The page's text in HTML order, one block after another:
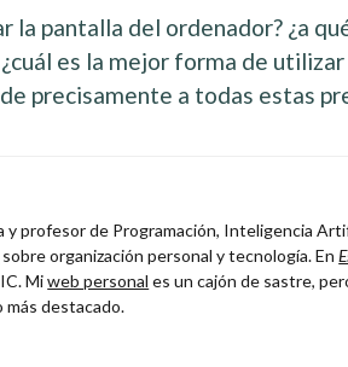
la pantalla del ordenador? ¿a
es la mejor forma de
precisamente a todas estas
profesor de Programación, Inteligencia
sobre organización personal y tecnología. En
Miweb personal es un cajón de sastre,
más destacado.